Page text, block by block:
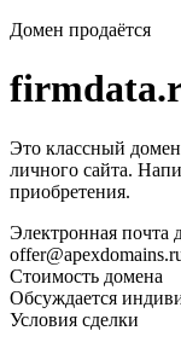
Домен продаётся
Это классный
личного сайта.
приобретения.
Электронная почта
Стоимость домена
Обсуждается
Условия сделки